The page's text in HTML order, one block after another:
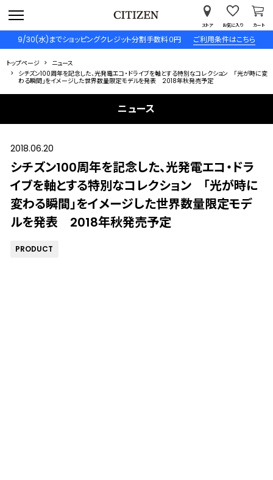
9/30(水)までショッピングクレジット分割手数料０円 ご利用条件はこちら
ストア お気に入り カート
トップページ
ニュース
シチズン100周年を記念した、光発電エコ・ドライブを軸とする特別なコレクション 「光が時に変
わる瞬間」をイメージした世界数量限定モデルを発表 2018年秋発売予定
ニュース
2018.06.20
シチズン100周年を記念した、光発電エコ・ドラ
イブを軸とする特別なコレクション 「光が時に
変わる瞬間」をイメージした世界数量限定モデ
ルを発表 2018年秋発売予定
PRODUCT